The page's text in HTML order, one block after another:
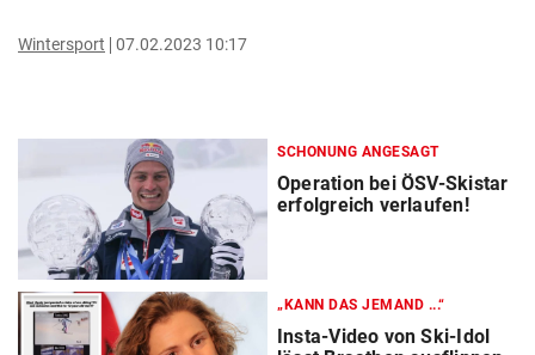
Wintersport 07.02.2023 10:17
SCHONUNG ANGESAGT
Operation bei ÖSV-Skistar
erfolgreich verlaufen!
„KANN DAS JEMAND ...“
Insta-Video von Ski-Idol